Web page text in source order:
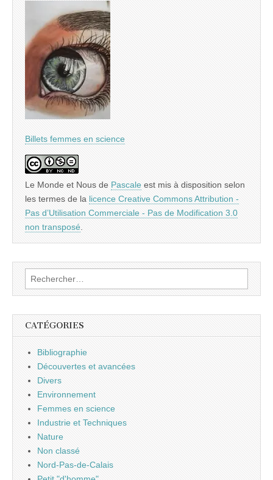
Billets femmes en science
Le Monde et Nous de Pascale est mis à disposition selon
les termes de la licence Creative Commons Attribution -
Pas d’Utilisation Commerciale - Pas de Modification 3.0
non transposé
Rechercher :
CATÉGORIES
Bibliographie
Découvertes et avancées
Divers
Environnement
Femmes en science
Industrie et Techniques
Nature
Non classé
Nord-Pas-de-Calais